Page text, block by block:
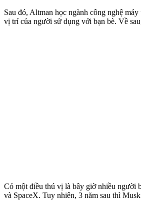
Sau đó, Altman học ngành công nghệ
vị trí của người sử dụng với bạn bè. Về
Có một điều thú vị là bây giờ nhiều người
và SpaceX. Tuy nhiên, 3 năm sau thì